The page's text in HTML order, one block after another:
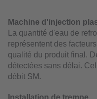
Machine d'injection
La quantité d'eau de
représentent des
qualité du produit final.
détectées sans délai.
débit SM.